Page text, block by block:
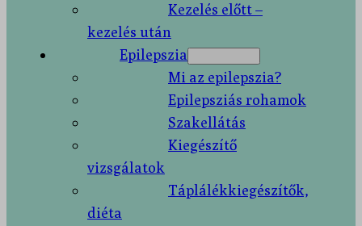
Kezelés előtt –
kezelés után
Epilepszia
Mi az epilepszia?
Epilepsziás rohamok
Szakellátás
Kiegészítő
vizsgálatok
Táplálékkiegészítők,
diéta